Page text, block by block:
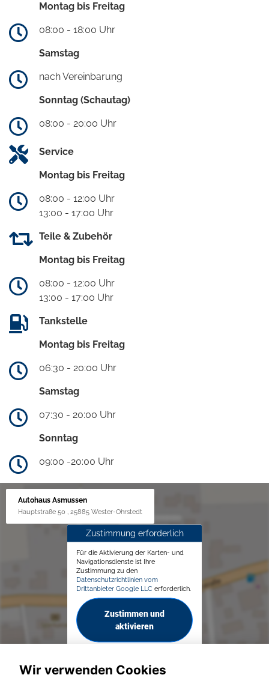
Montag bis Freitag
08:00 - 18:00 Uhr
Samstag
nach Vereinbarung
Sonntag (Schautag)
08:00 - 20:00 Uhr
Service
Montag bis Freitag
08:00 - 12:00 Uhr
13:00 - 17:00 Uhr
Teile & Zubehör
Montag bis Freitag
08:00 - 12:00 Uhr
13:00 - 17:00 Uhr
Tankstelle
Montag bis Freitag
06:30 - 20:00 Uhr
Samstag
07:30 - 20:00 Uhr
Sonntag
09:00 -20:00 Uhr
Autohaus Asmussen
Hauptstraße 50 , 25885 Wester-Ohrstedt
Zustimmung erforderlich
Für die Aktivierung der Karten- und
Navigationsdienste ist Ihre
Zustimmung zu den
Datenschutzrichtlinien vom
Drittanbieter Google LLC erforderlich.
Zustimmen und
aktivieren
Wir verwenden Cookies